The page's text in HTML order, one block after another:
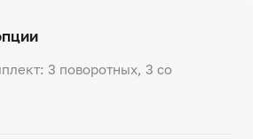
3 поворотных, 3 со